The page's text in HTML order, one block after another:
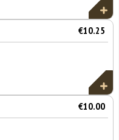
€10.25
€10.00